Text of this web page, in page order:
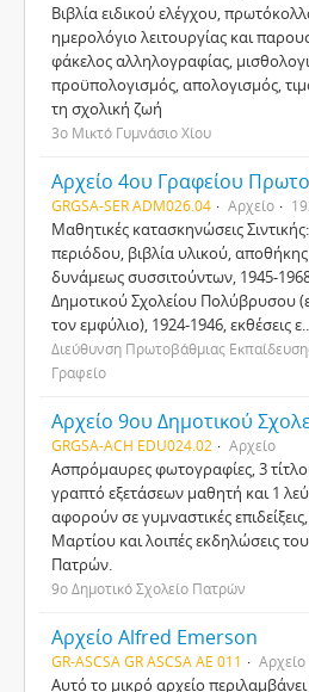
Βιβλία ειδικού ελέγχου,
ημερολόγιο λειτουργίας και
φάκελος αλληλογραφίας,
προϋπολογισμός, απολογισμός,
τη σχολική ζωή
3ο Μικτό Γυμνάσιο Χίου
GRGSA-SER ADM026.04 Αρχείο
Μαθητικές κατασκηνώσεις
περιόδου, βιβλία υλικού,
δυνάμεως συσσιτούντων, 1945-
Δημοτικού Σχολείου Πολύβρυσου
τον εμφύλιο), 1924-1946, εκθέσεις ε
Διεύθυνση Πρωτοβάθμιας
Γραφείο
Αρχείο 9ου Δημοτικού
GRGSA-ACH EDU024.02 Αρχείο
Ασπρόμαυρες φωτογραφίες, 3
γραπτό εξετάσεων μαθητή και 1
αφορούν σε γυμναστικές
Μαρτίου και λοιπές εκδηλώσεις
Πατρών.
9ο Δημοτικό Σχολείο Πατρών
Αρχείο Alfred Emerson
GR-ASCSA GR ASCSA AE 011 Αρχείο
Αυτό το μικρό αρχείο